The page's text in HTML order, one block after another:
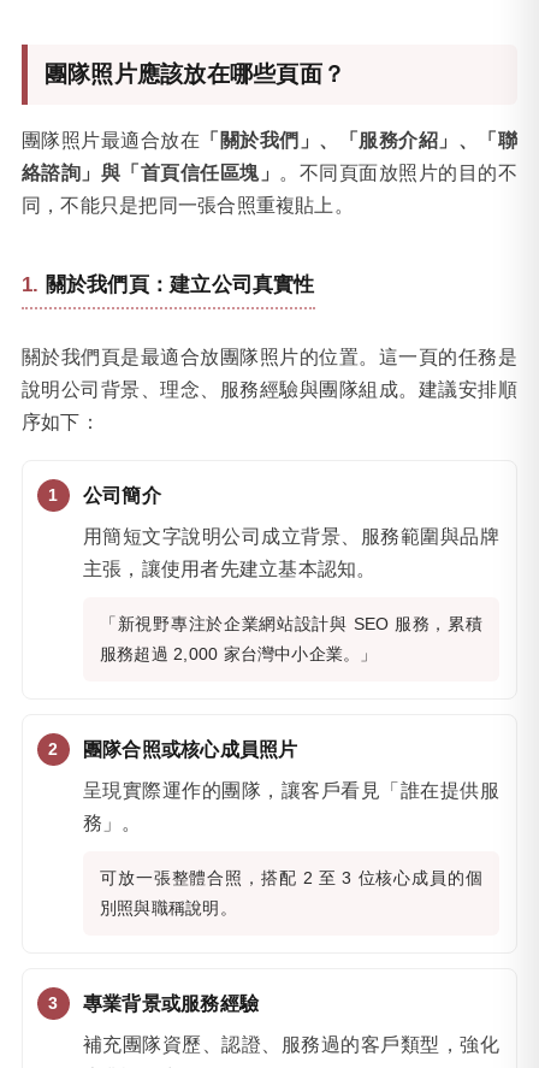
團隊照片應該放在哪些頁面？
團隊照片最適合放在 「關於我們」、「服務介紹」、「聯
絡諮詢」與「首頁信任區塊」 。不同頁面放照片的目的不
同，不能只是把同一張合照重複貼上。
關於我們頁：建立公司真實性
關於我們頁是最適合放團隊照片的位置。這一頁的任務是
說明公司背景、理念、服務經驗與團隊組成。建議安排順
序如下：
公司簡介
用簡短文字說明公司成立背景、服務範圍與品牌
主張，讓使用者先建立基本認知。
「新視野專注於企業網站設計與 SEO 服務，累積
服務超過 2,000 家台灣中小企業。」
團隊合照或核心成員照片
呈現實際運作的團隊，讓客戶看見「誰在提供服
務」。
可放一張整體合照，搭配 2 至 3 位核心成員的個
別照與職稱說明。
專業背景或服務經驗
補充團隊資歷、認證、服務過的客戶類型，強化